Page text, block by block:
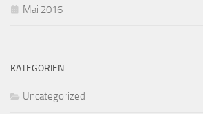
Mai 2016
KATEGORIEN
Uncategorized